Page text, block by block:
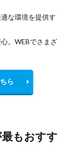
な環境を提供す
。WEBでさまざ
ら
もおすす